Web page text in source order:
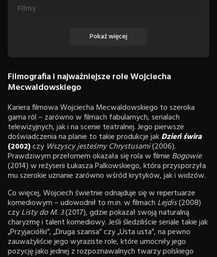
Filmy
Pokaż więcej
Filmografia i najważniejsze role Wojciecha
Mecwaldowskiego
Kariera filmowa Wojciecha Mecwaldowskiego to szeroka
gama ról – zarówno w filmach fabularnych, serialach
telewizyjnych, jak i na scenie teatralnej. Jego pierwsze
doświadczenia na planie to takie produkcje jakDzień świra
(2002)czy Wszyscy jesteśmy Chrystusami(2006).
Prawdziwym przełomem okazała się rola w filmie Bogowie
(2014) w reżyserii Łukasza Palkowskiego, która przysporzyła
mu szerokie uznanie zarówno wśród krytyków, jak i widzów.
Co więcej, Wojciech świetnie odnajduje się w repertuarze
komediowym – udowodnił to m.in. w filmach Lejdis(2008)
czyListy do M. 3(2017), gdzie pokazał swoją naturalną
charyzmę i talent komediowy. Jeśli śledziliście seriale takie jak
„Przyjaciółki”, „Druga szansa” czy „Usta usta”, na pewno
zauważyliście jego wyraziste role, które umocniły jego
pozycję jako jednej z rozpoznawalnych twarzy polskiego